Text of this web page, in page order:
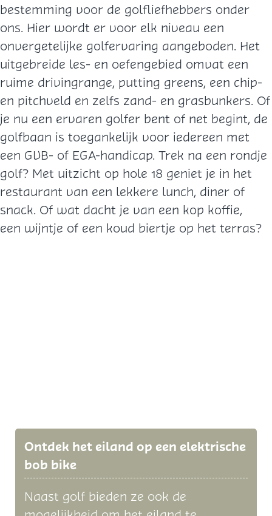
bestemming voor de golfliefhebbers onder
ons. Hier wordt er voor elk niveau een
onvergetelijke golfervaring aangeboden. Het
uitgebreide les- en oefengebied omvat een
ruime drivingrange, putting greens, een chip-
en pitchveld en zelfs zand- en grasbunkers. Of
je nu een ervaren golfer bent of net begint, de
golfbaan is toegankelijk voor iedereen met
een GVB- of EGA-handicap. Trek na een rondje
golf? Met uitzicht op hole 18 geniet je in het
restaurant van een lekkere lunch, diner of
snack. Of wat dacht je van een kop koffie,
een wijntje of een koud biertje op het terras?
Ontdek het eiland op een elektrische
bob bike
Naast golf bieden ze ook de